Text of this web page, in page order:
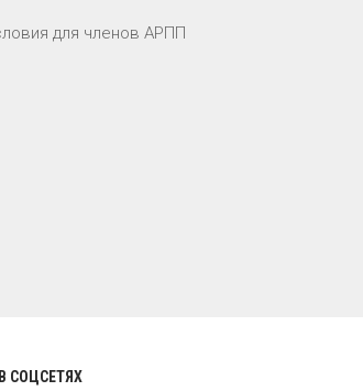
для членов АРПП
СОЦСЕТЯХ